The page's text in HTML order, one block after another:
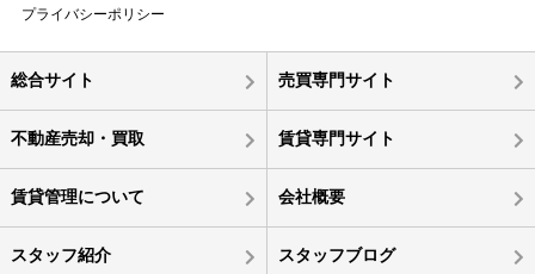
プライバシーポリシー
総合サイト 売買専門サイト
不動産売却・買取 賃貸専門サイト
賃貸管理について 会社概要
スタッフ紹介 スタッフブログ